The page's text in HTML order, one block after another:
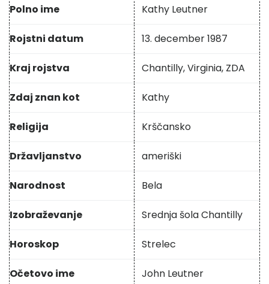
Polno ime Kathy Leutner
Rojstni datum 13. december 1987
Kraj rojstva Chantilly, Virginia, ZDA
Zdaj znan kot Kathy
Religija Krščansko
Državljanstvo ameriški
Narodnost Bela
Izobraževanje Srednja šola Chantilly
Horoskop Strelec
Očetovo ime John Leutner